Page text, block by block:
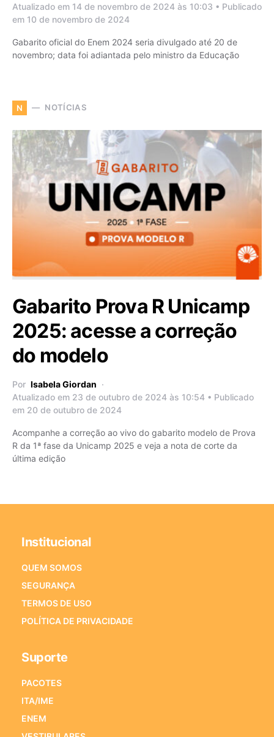
Atualizado em 14 de novembro de 2024 às 10:03 • Publicado
em 10 de novembro de 2024
Gabarito oficial do Enem 2024 seria divulgado até 20 de
novembro; data foi adiantada pelo ministro da Educação
N NOTÍCIAS
Gabarito Prova R Unicamp
2025: acesse a correção
do modelo
Por Isabela Giordan
Atualizado em 23 de outubro de 2024 às 10:54 • Publicado
em 20 de outubro de 2024
Acompanhe a correção ao vivo do gabarito modelo de Prova
R da 1ª fase da Unicamp 2025 e veja a nota de corte da
última edição
Institucional
QUEM SOMOS
SEGURANÇA
TERMOS DE USO
POLÍTICA DE PRIVACIDADE
Suporte
PACOTES
ITA/IME
ENEM